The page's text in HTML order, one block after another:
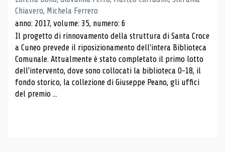
Chiavero, Michela Ferrero
anno: 2017, volume: 35, numero: 6
Il progetto di rinnovamento della struttura di Santa Croce
a Cuneo prevede il riposizionamento dell'intera Biblioteca
Comunale. Attualmente è stato completato il primo lotto
dell'intervento, dove sono collocati la biblioteca 0-18, il
fondo storico, la collezione di Giuseppe Peano, gli uffici
del premio ...